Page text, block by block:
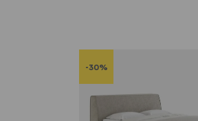
-30%